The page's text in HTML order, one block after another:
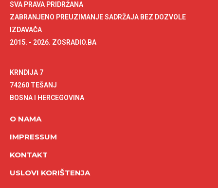
SVA PRAVA PRIDRŽANA
ZABRANJENO PREUZIMANJE SADRŽAJA BEZ DOZVOLE
IZDAVAČA
2015. - 2026. ZOSRADIO.BA
KRNDIJA 7
74260 TEŠANJ
BOSNA I HERCEGOVINA
O NAMA
IMPRESSUM
KONTAKT
USLOVI KORIŠTENJA